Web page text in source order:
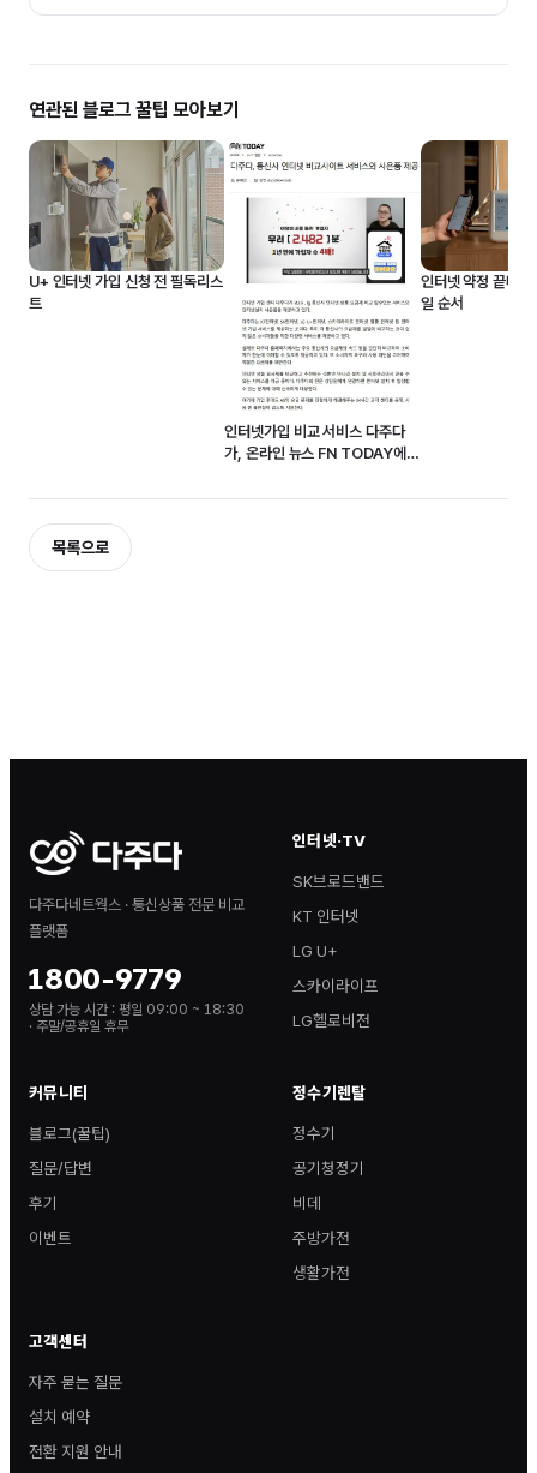
연관된 블로그 꿀팁 모아보기
U+ 인터넷 가입 신청 전 필독리스
트
인터넷가입 비교 서비스 다주다
가, 온라인 뉴스 FN TODAY에
인터넷 약정 끝나면
일 순서
목록으로
다주다네트웍스 · 통신상품 전문 비교
플랫폼
1800-9779
상담 가능 시간 : 평일 09:00 ~ 18:30
· 주말/공휴일 휴무
인터넷·TV
SK브로드밴드
KT 인터넷
LG U+
스카이라이프
LG헬로비전
커뮤니티
블로그(꿀팁)
질문/답변
후기
이벤트
정수기렌탈
정수기
공기청정기
비데
주방가전
생활가전
고객센터
자주 묻는 질문
설치 예약
전환 지원 안내